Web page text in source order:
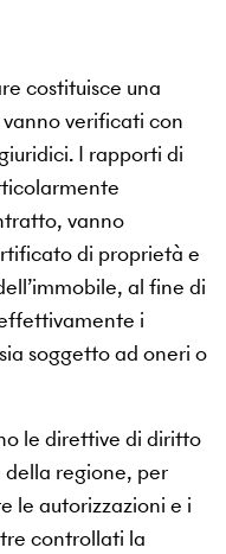
costituisce una
verificati con
I rapporti di
vanno
di proprietà e
al fine di
i
soggetto ad oneri o
le direttive di diritto
della regione, per
le autorizzazioni e i
controllati la